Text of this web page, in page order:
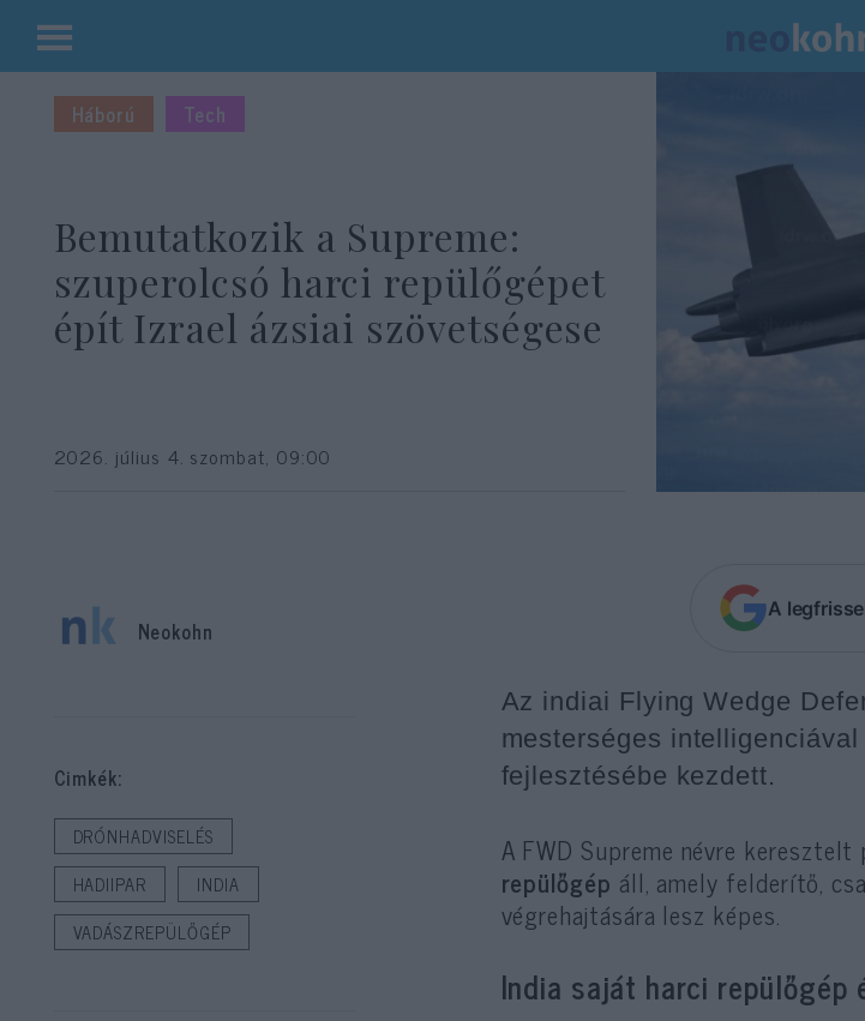
Kilépés
tartalomba
Háború Tech
Bemutatkozik a Supreme:
szuperolcsó harci repülőgépet
épít Izrael ázsiai szövetségese
2026. július 4. szombat, 09:00
A
Az indiai Flying Wedge
mesterséges
fejlesztésébe kezdett.
A FWD Supreme névre
repülőgép áll, amely felderítő,
végrehajtására lesz képes.
India saját harci
Neokohn
Cimkék:
DRÓNHADVISELÉS
HADIIPAR
INDIA
VADÁSZREPÜLŐGÉP